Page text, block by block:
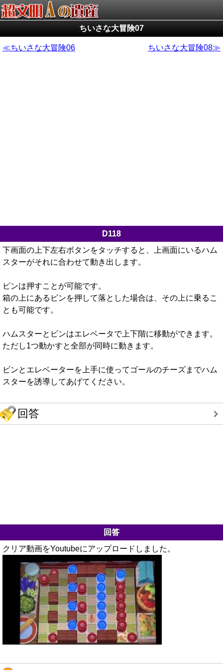
ちいさな大冒険07
ちいさな大冒険06 ちいさな大冒険08
D118
下画面の上下左右ボタンをタッチすると、上画面にいるハム
スターがそれに合わせて動き出します。
ビンは押すことが可能です。
箱の上にあるビンを押して落とした場合は、その上に乗るこ
とも可能です。
ハムスターとビンはエレベータで上下階に移動ができます。
ただし1つ動かすと全部が同時に動きます。
ビンとエレベーターを上手に使ってゴールのチーズまでハム
スターを誘導してあげてください。
回答
回答
クリア動画をYoutubeにアップロードしました。